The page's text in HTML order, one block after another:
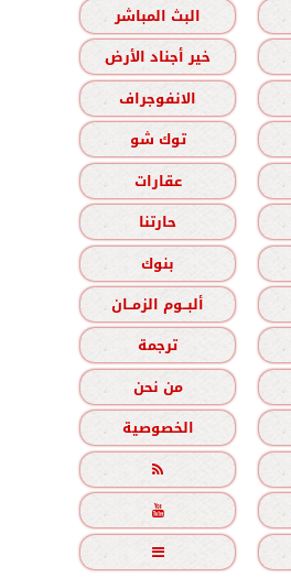
البث المباشر
خير أجناد الأرض
الانفوجراف
توك شو
عقارات
حارتنا
بنوك
ألبــوم الزمــان
ترجمة
من نحن
الخصوصية


